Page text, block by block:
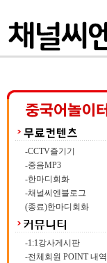
-CCTV즐기기
-중음MP3
-한마디회화
-채널씨엔블로그
(종료)한마디회화
-1:1강사게시판
-전체회원 POINT 내역